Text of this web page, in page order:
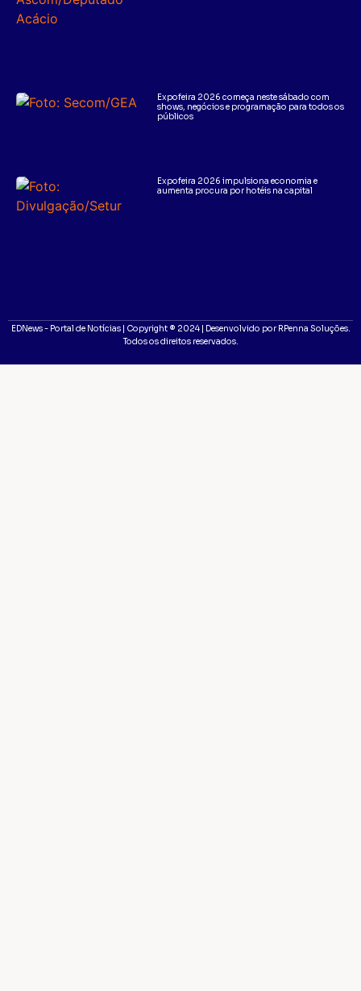
Expofeira 2026 começa neste sábado com
shows, negócios e programação para todos os
públicos
Expofeira 2026 impulsiona economia e
aumenta procura por hotéis na capital
EDNews - Portal de Notícias | Copyright ® 2024 | Desenvolvido por RPenna Soluções.
Todos os direitos reservados.